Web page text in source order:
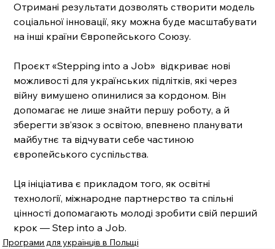
Отримані результати дозволять створити модель
соціальної інновації, яку можна буде масштабувати
на інші країни Європейського Союзу.
Проєкт «Stepping into a Job»  відкриває нові
можливості для українських підлітків, які через
війну вимушено опинилися за кордоном. Він
допомагає не лише знайти першу роботу, а й
зберегти зв’язок з освітою, впевнено планувати
майбутнє та відчувати себе частиною
європейського суспільства.
Ця ініціатива є прикладом того, як освітні
технології, міжнародне партнерство та спільні
цінності допомагають молоді зробити свій перший
крок — Step into a Job.
Програми для українців в Польщі